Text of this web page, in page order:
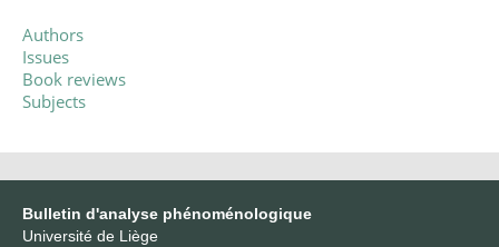
Authors
Issues
Book reviews
Subjects
Bulletin d'analyse phénoménologique
Université de Liège